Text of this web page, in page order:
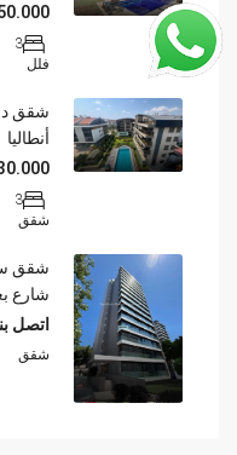
3
فلل
شقق
أنطاليا
3
شقق
شقق
شارع
اتصل
شقق